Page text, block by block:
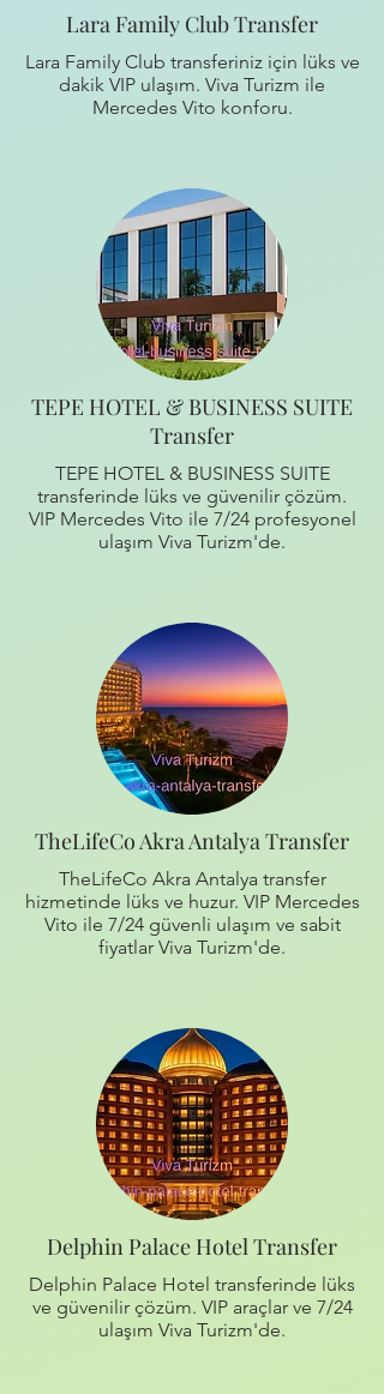
Lara Family Club Transfer
Lara Family Club transferiniz için lüks ve
dakik VIP ulaşım. Viva Turizm ile
Mercedes Vito konforu.
TEPE HOTEL & BUSINESS SUITE
Transfer
TEPE HOTEL & BUSINESS SUITE
transferinde lüks ve güvenilir çözüm.
VIP Mercedes Vito ile 7/24 profesyonel
ulaşım Viva Turizm'de.
TheLifeCo Akra Antalya Transfer
TheLifeCo Akra Antalya transfer
hizmetinde lüks ve huzur. VIP Mercedes
Vito ile 7/24 güvenli ulaşım ve sabit
fiyatlar Viva Turizm'de.
Delphin Palace Hotel Transfer
Delphin Palace Hotel transferinde lüks
ve güvenilir çözüm. VIP araçlar ve 7/24
ulaşım Viva Turizm'de.